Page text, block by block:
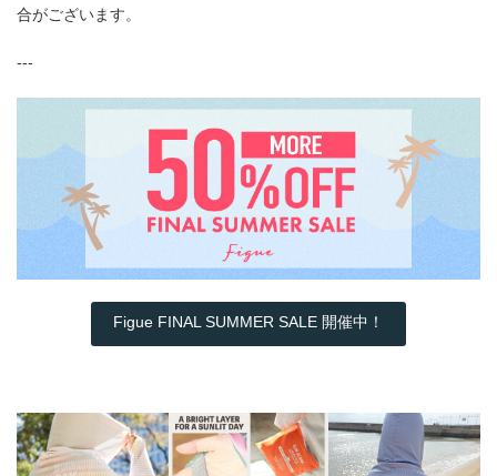
合がございます。
---
Figue FINAL SUMMER SALE 開催中！